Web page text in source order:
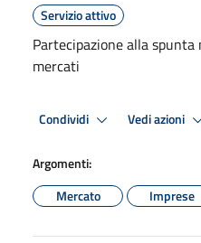
Servizio attivo
Partecipazione alla
mercati
Condividi Vedi azioni
Argomenti:
Mercato
Imprese